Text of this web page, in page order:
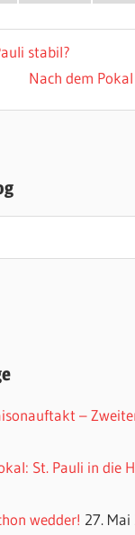
stabil?
Nächster
Nach dem
–
St. Pauli in die
wedder! 27.